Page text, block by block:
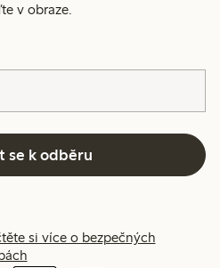
v obraze.
se k odběru
si více o bezpečných